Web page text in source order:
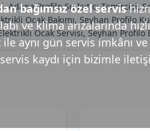
bağımsız özel servis
ve klima arızalarında
aynı gün servis imkânı
kaydı için bizimle
Profilo Su Isıtıcı Tamircisi,
Ocak Bakımı, Seyhan Profilo
Ocak Servisi, Seyhan